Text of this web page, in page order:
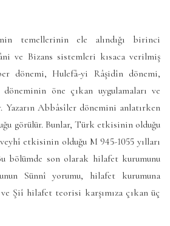
temellerinin ele alındığı birinci
ve Bizans sistemleri kısaca verilmiş
dönemi, Hulefâ-yi Râşidîn dönemi,
öne çıkan uygulamaları ve
Yazarın Abbâsîler dönemini anlatırken
görülür. Bunlar, Türk etkisinin olduğu
etkisinin olduğu M 945-1055 yılları
bölümde son olarak hilafet kurumunu
Sünnî yorumu, hilafet kurumuna
Şiî hilafet teorisi karşımıza çıkan üç